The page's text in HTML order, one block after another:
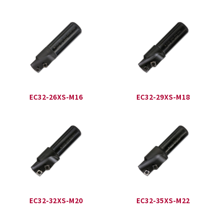
EC32-26XS-M16 EC32-29XS-M18
EC32-32XS-M20 EC32-35XS-M22